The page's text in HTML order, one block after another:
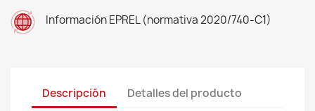
Información EPREL (normativa 2020/740-C1)
Descripción Detalles del producto